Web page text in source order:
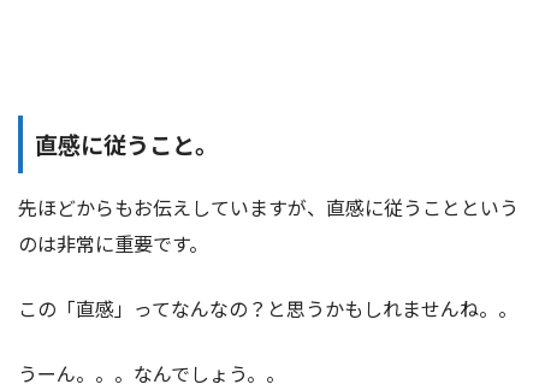
直感に従うこと。
先ほどからもお伝えしていますが、直感に従うことという
のは非常に重要です。
この「直感」ってなんなの？と思うかもしれませんね。。
うーん。。。なんでしょう。。